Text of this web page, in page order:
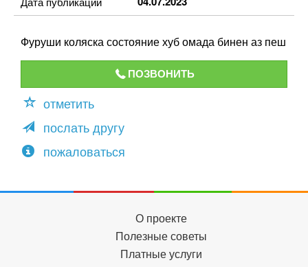
Фуруши коляска состояние хуб омада бинен аз пеш
ПОЗВОНИТЬ
отметить
послать другу
пожаловаться
О проекте
Полезные советы
Платные услуги